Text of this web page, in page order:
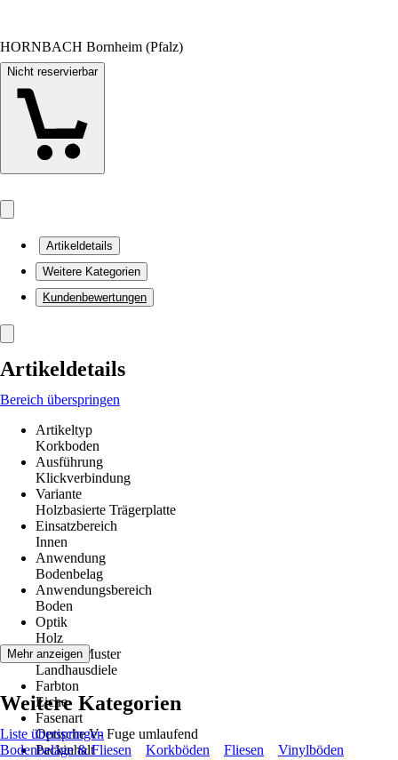
HORNBACH Bornheim (Pfalz)
Nicht reservierbar
Artikeldetails
Weitere Kategorien
Kundenbewertungen
Artikeldetails
Bereich überspringen
Artikeltyp
Korkboden
Ausführung
Klickverbindung
Variante
Holzbasierte Trägerplatte
Einsatzbereich
Innen
Anwendung
Bodenbelag
Anwendungsbereich
Boden
Optik
Holz
Dekor / Muster
Landhausdiele
Farbton
Eiche
Fasenart
Optische V- Fuge umlaufend
Packinhalt
Mehr anzeigen
Weitere Kategorien
Liste überspringen
Bodenbeläge & Fliesen
Korkböden Fliesen
Vinylböden